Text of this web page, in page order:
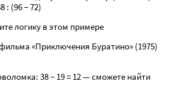
: (96 − 72)
логику в этом примере
«Приключения Буратино» (1975)
38 − 19 = 12 — сможете найти